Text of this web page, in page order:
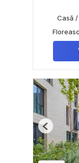
Casă
Previous